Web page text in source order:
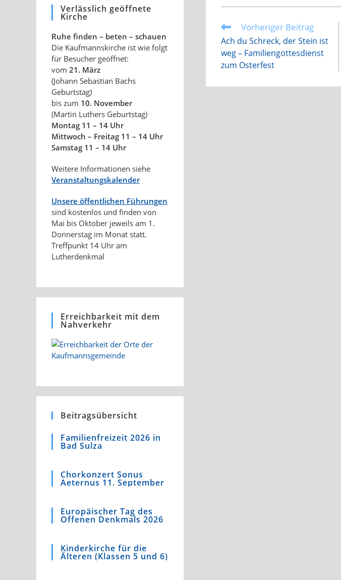
Weitere
Artikel
ansehen
Vorheriger Beitrag
Ach du Schreck, der Stein ist
weg – Familiengottesdienst
zum Osterfest
Verlässlich geöffnete
Kirche
Ruhe finden – beten – schauen
Die Kaufmannskirche ist wie folgt
für Besucher geöffnet:
vom 21. März
(Johann Sebastian Bachs
Geburtstag)
bis zum 10. November
(Martin Luthers Geburtstag)
Montag 11 – 14 Uhr
Mittwoch – Freitag 11 – 14 Uhr
Samstag 11 – 14 Uhr
Weitere Informationen siehe
Veranstaltungskalender
Unsere öffentlichen Führungen
sind kostenlos und finden von
Mai bis Oktober jeweils am 1.
Donnerstag im Monat statt.
Treffpunkt 14 Uhr am
Lutherdenkmal
Erreichbarkeit mit dem
Nahverkehr
Beitragsübersicht
Familienfreizeit 2026 in
Bad Sulza
Chorkonzert Sonus
Aeternus 11. September
Europäischer Tag des
Offenen Denkmals 2026
Kinderkirche für die
Älteren (Klassen 5 und 6)